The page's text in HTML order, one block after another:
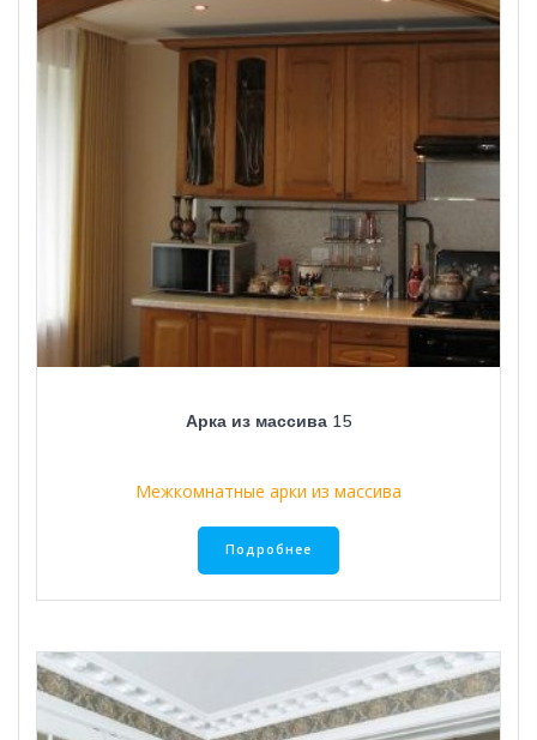
Арка из массива 15
Межкомнатные арки из массива
Подробнее